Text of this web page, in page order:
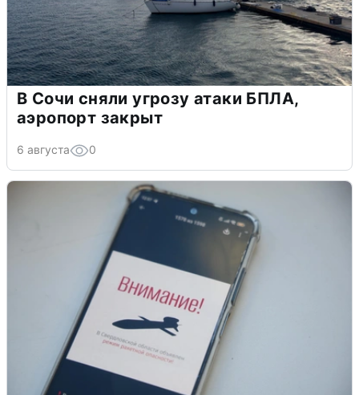
В Сочи сняли угрозу атаки БПЛА,
аэропорт закрыт
6 августа 0